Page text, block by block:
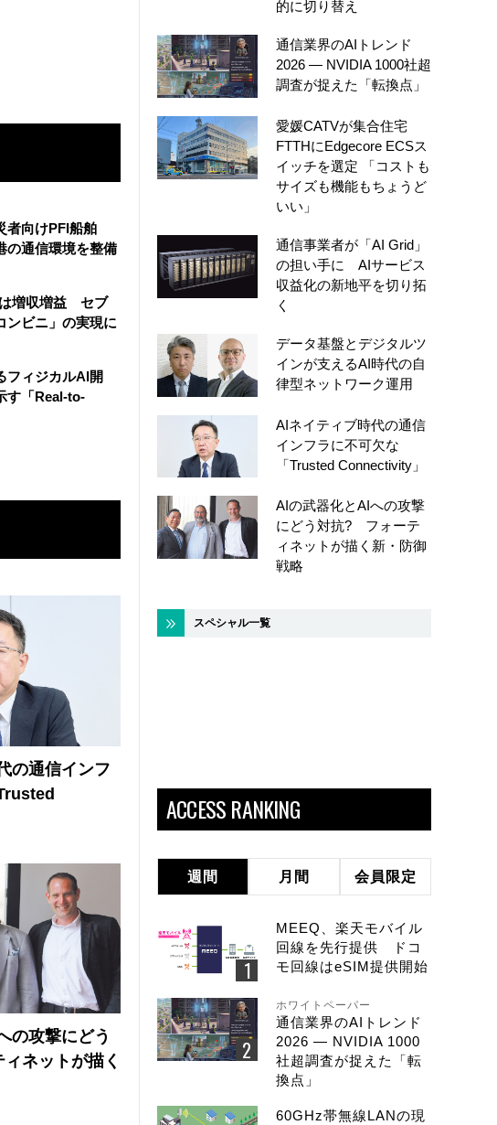
者向けPFI船舶
の通信環境を整備
増収増益 セブ
ンビニ」の実現に
フィジカルAI開
す「Real-to-
の通信インフ
の攻撃にどう
ネットが描く
的に切り替え
通信業界のAIトレンド
2026 ― NVIDIA 1000社超
調査が捉えた「転換点」
愛媛CATVが集合住宅
FTTHにEdgecore ECSス
イッチを選定 「コストも
サイズも機能もちょうど
いい」
通信事業者が「AI Grid」
の担い手に AIサービス
収益化の新地平を切り拓
く
データ基盤とデジタルツ
インが支えるAI時代の自
律型ネットワーク運用
AIネイティブ時代の通信
インフラに不可欠な
「Trusted Connectivity」
AIの武器化とAIへの攻撃
にどう対抗? フォーテ
ィネットが描く新・防御
戦略
スペシャル一覧
ACCESS RANKING
週間 月間 会員限定
MEEQ、楽天モバイル
回線を先行提供 ドコ
モ回線はeSIM提供開始
ホワイトペーパー
通信業界のAIトレンド
2026 ― NVIDIA 1000
社超調査が捉えた「転
換点」
60GHz帯無線LANの現